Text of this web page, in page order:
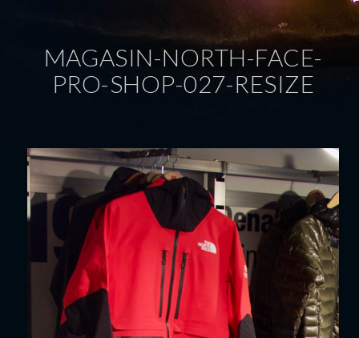
MAGASIN-NORTH-FACE-
PRO-SHOP-027-RESIZE